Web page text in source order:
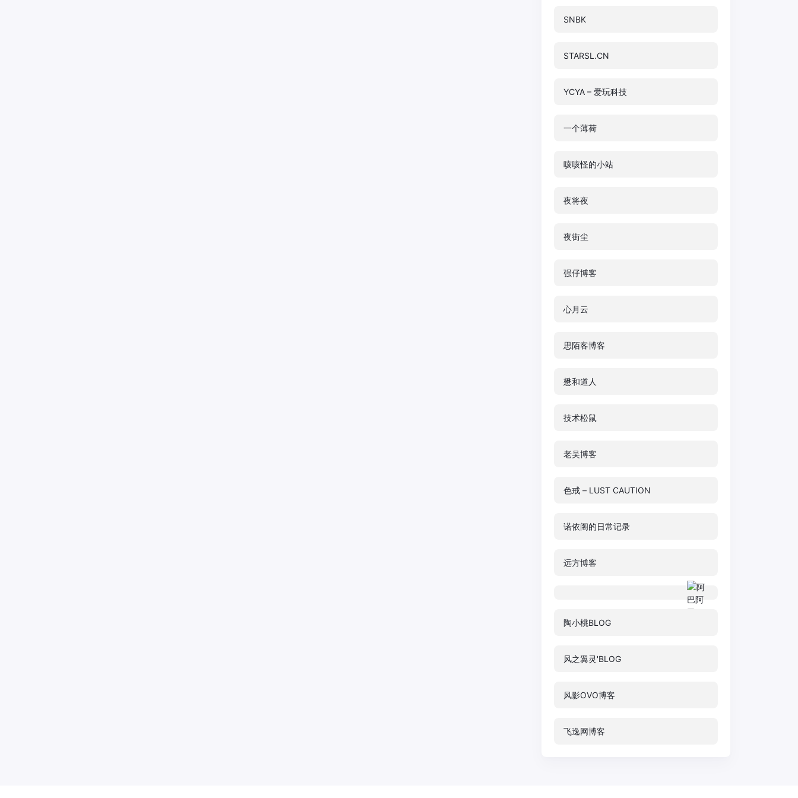
SNBK
STARSL.CN
YCYA – 爱玩科技
一个薄荷
咳咳怪的小站
夜将夜
夜街尘
强仔博客
心月云
思陌客博客
懋和道人
技术松鼠
老吴博客
色戒 – LUST CAUTION
诺依阁的日常记录
远方博客
陶小桃BLOG
风之翼灵'BLOG
风影OVO博客
飞逸网博客